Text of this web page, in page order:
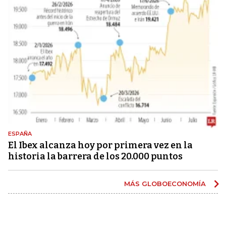
ESPAÑA
El Ibex alcanza hoy por primera vez en la
historia la barrera de los 20.000 puntos
MÁS GLOBOECONOMÍA